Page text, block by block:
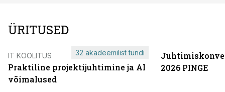
ÜRITUSED
IT KOOLITUS
Praktiline projektijuhtimine ja AI
võimalused
32 akadeemilist tundi
2026 PINGE